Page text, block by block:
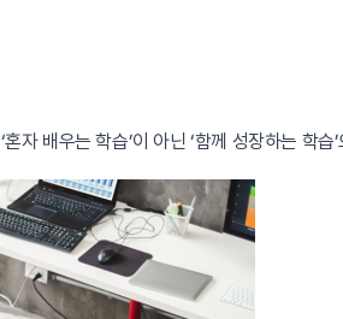
배우는 학습’이 아닌 ‘함께 성장하는 학습